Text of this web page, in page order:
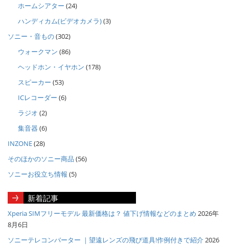
ホームシアター (24)
ハンディカム(ビデオカメラ)(3)
ソニー・音もの(302)
ウォークマン (86)
ヘッドホン・イヤホン (178)
スピーカー (53)
ICレコーダー (6)
ラジオ (2)
集音器 (6)
INZONE(28)
そのほかのソニー商品 (56)
ソニーお役立ち情報 (5)
新着記事
Xperia SIMフリーモデル 最新価格は？ 値下げ情報などのまとめ 2026年
8月6日
ソニーテレコンバーター ｜望遠レンズの飛び道具!作例付きで紹介2026